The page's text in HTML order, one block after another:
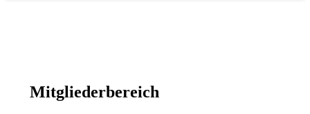
Mitgliederbereich